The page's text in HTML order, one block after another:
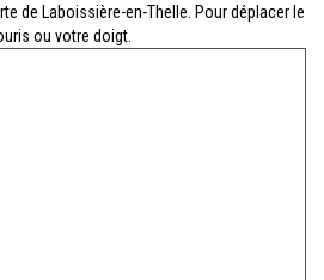
de Laboissière-en-Thelle. Pour déplacer le
ou votre doigt.